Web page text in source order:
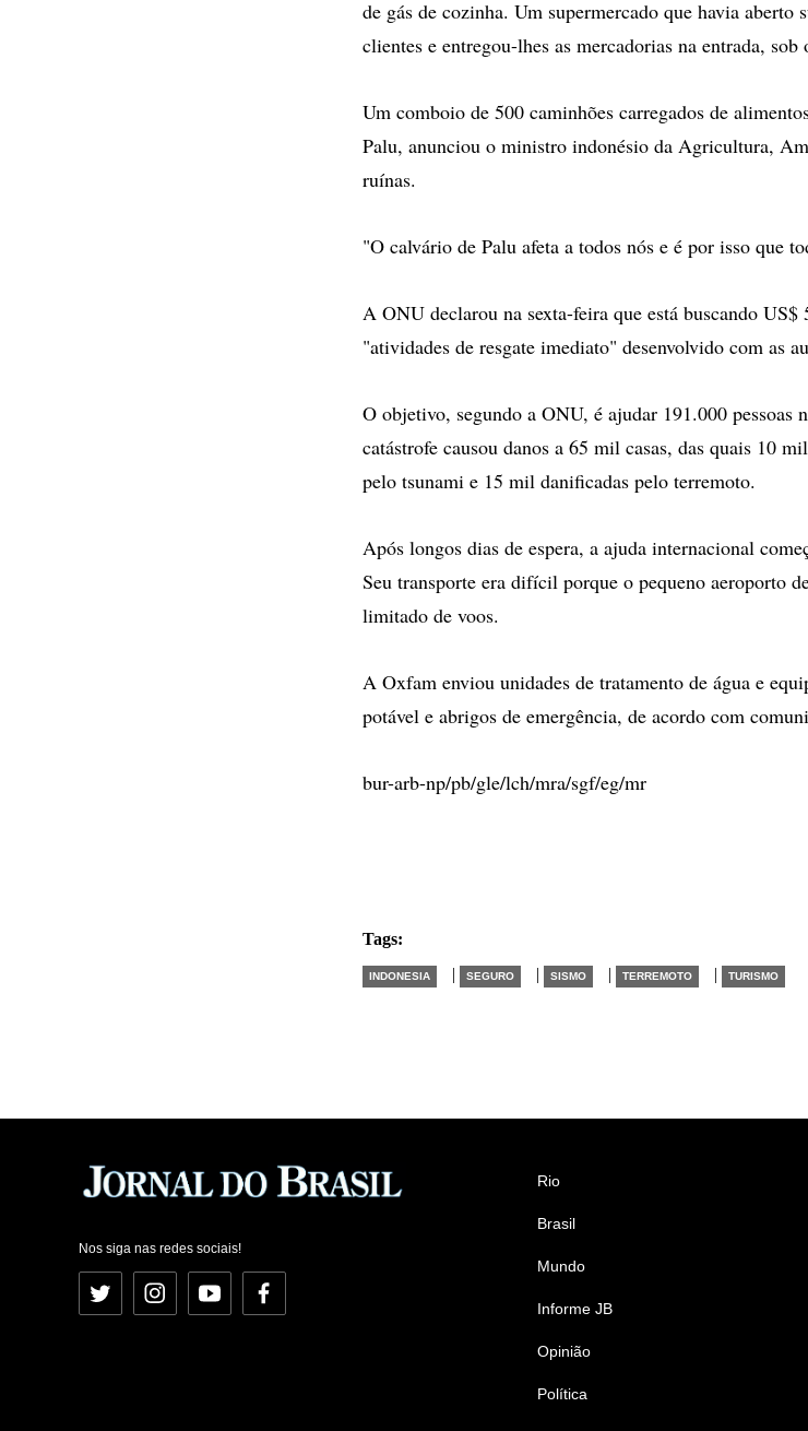
de gás de cozinha. Um supermercado que havia aberto
clientes e entregou-lhes as mercadorias na entrada,
Um comboio de 500 caminhões carregados de
Palu, anunciou o ministro indonésio da Agricultura,
ruínas.
"O calvário de Palu afeta a todos nós e é por isso que
A ONU declarou na sexta-feira que está buscando
"atividades de resgate imediato" desenvolvido com as
O objetivo, segundo a ONU, é ajudar 191.000 pessoas
catástrofe causou danos a 65 mil casas, das quais 10
pelo tsunami e 15 mil danificadas pelo terremoto.
Após longos dias de espera, a ajuda internacional
Seu transporte era difícil porque o pequeno aeroporto
limitado de voos.
A Oxfam enviou unidades de tratamento de água e
potável e abrigos de emergência, de acordo com
bur-arb-np/pb/gle/lch/mra/sgf/eg/mr
Tags:
INDONESIA | SEGURO | SISMO | TERREMOTO | TURISMO
Nos siga nas redes sociais!
Twitter InstagramYouTubeFacebook
Rio
Brasil
Mundo
Informe JB
Opinião
Política